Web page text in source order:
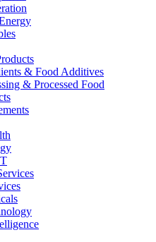
& Food Additives
& Processed Food